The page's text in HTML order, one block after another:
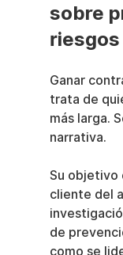
sobre
Ganar
trata de
más larga.
narrativa.
Su objetivo
cliente del
de
como se